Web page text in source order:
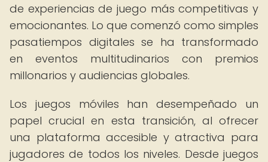
de experiencias de juego más competitivas y
emocionantes. Lo que comenzó como simples
pasatiempos digitales se ha transformado
en eventos multitudinarios con premios
millonarios y audiencias globales.
Los juegos móviles han desempeñado un
papel crucial en esta transición, al ofrecer
una plataforma accesible y atractiva para
jugadores de todos los niveles. Desde juegos